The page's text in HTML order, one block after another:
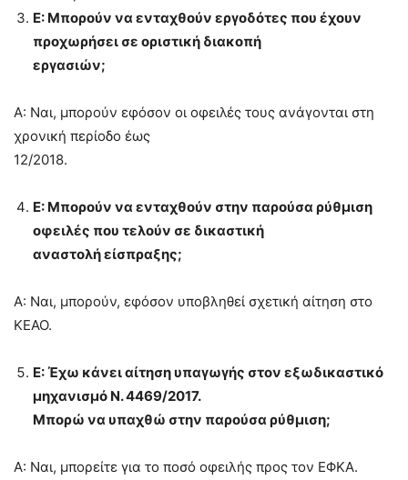
Ε: Μπορούν να ενταχθούν εργοδότες που έχουν
προχωρήσει σε οριστική διακοπή
εργασιών;
Α: Ναι, μπορούν εφόσον οι οφειλές τους ανάγονται στη
χρονική περίοδο έως
12/2018.
Ε: Μπορούν να ενταχθούν στην παρούσα ρύθμιση
οφειλές που τελούν σε δικαστική
αναστολή είσπραξης;
Α: Ναι, μπορούν, εφόσον υποβληθεί σχετική αίτηση στο
ΚΕΑΟ.
Ε: Έχω κάνει αίτηση υπαγωγής στον εξωδικαστικό
μηχανισμό Ν. 4469/2017.
Μπορώ να υπαχθώ στην παρούσα ρύθμιση;
Α: Ναι, μπορείτε για το ποσό οφειλής προς τον ΕΦΚΑ.